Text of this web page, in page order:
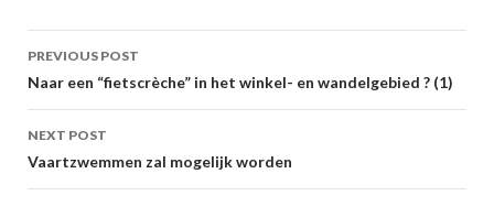
Post
navigation
PREVIOUS POST
Naar een “fietscrèche” in het winkel- en wandelgebied ? (1)
NEXT POST
Vaartzwemmen zal mogelijk worden